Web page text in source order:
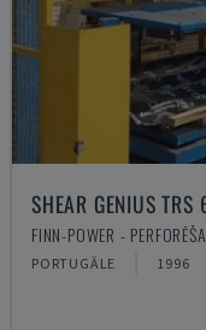
SHEAR GENIUS TRS
FINN-POWER -
PORTUGĀLE 1996